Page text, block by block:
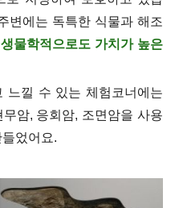
변에는 독특한 식물과 해조
생물학적으로도 가치가 높은
느낄 수 있는 체험코너에는
암, 응회암, 조면암을 사용
었어요.